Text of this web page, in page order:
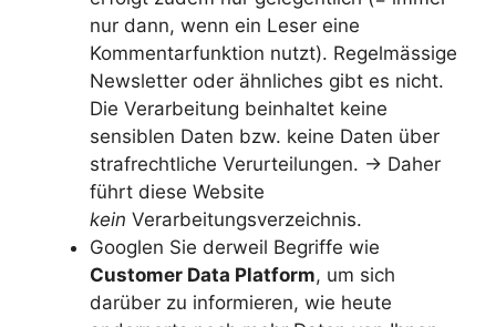
nur dann, wenn ein Leser eine
Kommentarfunktion nutzt). Regelmässige
Newsletter oder ähnliches gibt es nicht.
Die Verarbeitung beinhaltet keine
sensiblen Daten bzw. keine Daten über
strafrechtliche Verurteilungen. -> Daher
führt diese Website
kein Verarbeitungsverzeichnis.
Googlen Sie derweil Begriffe wie
Customer Data Platform, um sich
darüber zu informieren, wie heute